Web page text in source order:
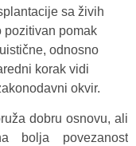
sa živih
pozitivan pomak
odnosno
korak vidi
okvir.
dobru osnovu, ali
bolja povezanost